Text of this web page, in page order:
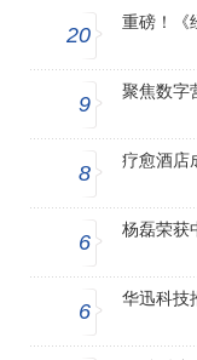
20
重磅！《
9
聚焦数字
8
疗愈酒店
6
杨磊荣获
6
华迅科技